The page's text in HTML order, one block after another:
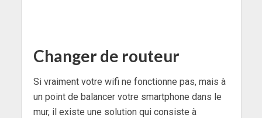
Changer de routeur
Si vraiment votre wifi ne fonctionne pas, mais à
un point de balancer votre smartphone dans le
mur, il existe une solution qui consiste à